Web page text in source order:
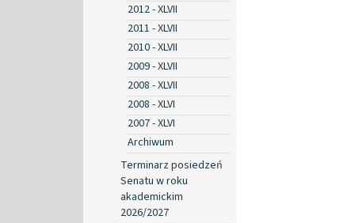
2012 - XLVII
2011 - XLVII
2010 - XLVII
2009 - XLVII
2008 - XLVII
2008 - XLVI
2007 - XLVI
Archiwum
Terminarz posiedzeń
Senatu w roku
akademickim
2026/2027